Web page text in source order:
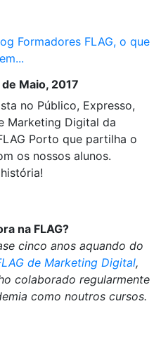
Formadores FLAG, o que
Maio, 2017
no Público, Expresso,
Marketing Digital da
Porto que partilha o
os nossos alunos.
na FLAG?
cinco anos aquando do
de Marketing Digital,
colaborado regularmente
como noutros cursos.